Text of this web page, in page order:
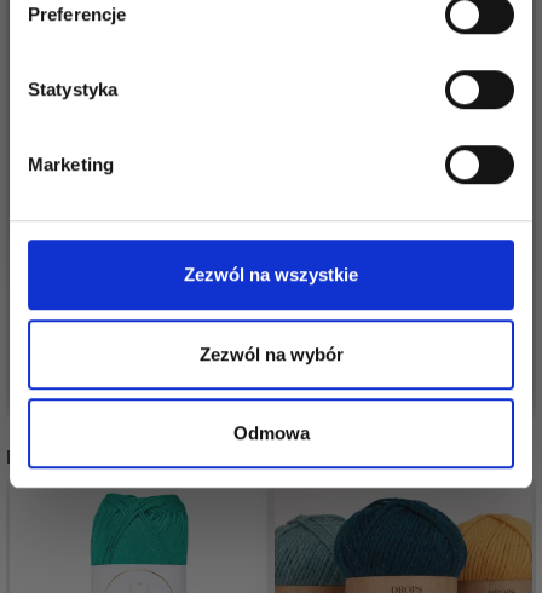
Preferencje
Statystyka
Marketing
Zezwól na wszystkie
Zezwól na wybór
Odmowa
LUX
27,85 zł
Zobacz wszystkie opcje
POLECANE DLA CIEBIE